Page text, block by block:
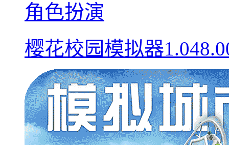
角色扮演
樱花校园模拟器